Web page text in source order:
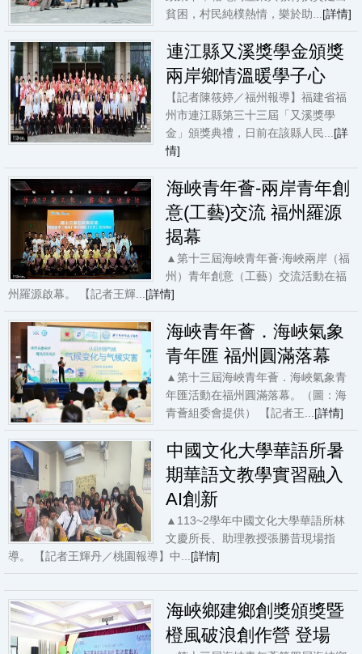
貧困，村民純樸熱情，樂於助...[詳情]
連江縣又溪獎學金頒獎
兩岸鄉情溫暖學子心
【記者陳筱婷／福州報導】福建省福
州市連江縣第三十三屆「又溪獎學
金」頒獎典禮，日前在該縣人民...[詳
情]
海峽青年薈-兩岸青年創
意(工藝)交流 福州羅源
揭幕
▲第十三屆海峽青年薈‧海峽兩岸（福
州）青年創意（工藝）交流活動在福
州羅源啟幕。 【記者王輝...[詳情]
海峽青年薈．海峽氣象
青年匯 福州圓滿落幕
▲第十三屆海峽青年薈．海峽氣象青
年匯活動在福州圓滿落幕。（圖：海
青薈組委會提供） 【記者王...[詳情]
中國文化大學華語所暑
期華語文教學實習融入
AI創新
▲113~2學年中國文化大學華語所林
文慶所長、助理教授張勝昔現場指
導。 【記者王輝丹／桃園報導】中...[詳情]
海峽鄉建鄉創獎頒獎暨
橙風破浪創作營 登場